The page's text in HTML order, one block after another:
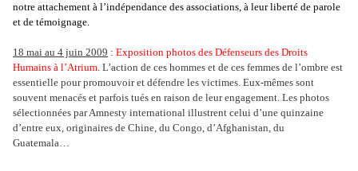
notre attachement à l’indépendance des associations, à leur liberté de parole
et de témoignage.
18 mai au 4 juin 2009 : Exposition photos des Défenseurs des Droits
Humains à l’Atrium. L’action de ces hommes et de ces femmes de l’ombre est
essentielle pour promouvoir et défendre les victimes. Eux-mêmes sont
souvent menacés et parfois tués en raison de leur engagement. Les photos
sélectionnées par Amnesty international illustrent celui d’une quinzaine
d’entre eux, originaires de Chine, du Congo, d’Afghanistan, du
Guatemala…